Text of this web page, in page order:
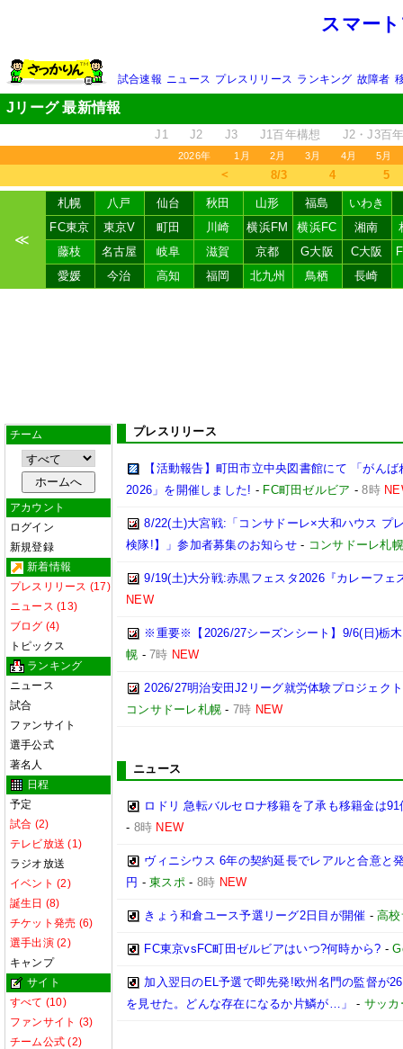
スマー
試合速報 ニュース プレスリリース ランキング 故障者
Jリーグ 最新情報
J1 J2 J3 J1百年構想 J2・J3百
2026年 1月 2月 3月 4月 5月
＜ 8/3 4 5
≪
札幌 八戸 仙台 秋田 山形 福島
いわき
FC東京
東京V 町田 川崎 横浜FM 横浜FC 湘南
藤枝
名古屋 岐阜 滋賀 京都 G大阪 C大阪
愛媛
今治 高知 福岡 北九州 鳥栖 長崎
チーム
アカウント
ログイン
新規登録
新着情報
プレスリリース (17)
ニュース (13)
ブログ (4)
トピックス
ランキング
ニュース
試合
ファンサイト
選手公式
著名人
日程
予定
試合 (2)
テレビ放送 (1)
ラジオ放送
イベント (2)
誕生日 (8)
チケット発売 (6)
選手出演 (2)
キャンプ
サイト
すべて (10)
ファンサイト (3)
チーム公式 (2)
プレスリリース
【活動報告】町田市立中央図書館にて 「がん
2026」を開催しました! - FC町田ゼルビア -8時
8/22(土)大宮戦:「コンサドーレ×大和ハウス プ
検隊!】」参加者募集のお知らせ - コンサドーレ札幌
9/19(土)大分戦:赤黒フェスタ2026『カレーフェ
NEW
※重要※【2026/27シーズンシート】9/6(日)栃
幌 -7時 NEW
2026/27明治安田J2リーグ就労体験プロジェク
コンサドーレ札幌 - 7時 NEW
ニュース
ロドリ 急転バルセロナ移籍を了承も移籍金は
- 8時 NEW
ヴィニシウス 6年の契約延長でレアルと合意
円 -東スポ- 8時 NEW
きょう和倉ユース予選リーグ2日目が開催 -高
FC東京vsFC町田ゼルビアはいつ?何時から? -
加入翌日のEL予選で即先発!欧州名門の監督が
を見せた。どんな存在になるか片鱗が…」
- サッカ